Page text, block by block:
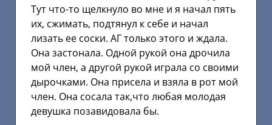
Тут что-то щелкнуло во мне и я начал пять
их, сжимать, подтянул к себе и начал
лизать ее соски. АГ только этого и ждала.
Она застонала. Одной рукой она дрочила
мой член, а другой рукой играла со своими
дырочками. Она присела и взяла в рот мой
член. Она сосала так,что любая молодая
девушка позавидовала бы.